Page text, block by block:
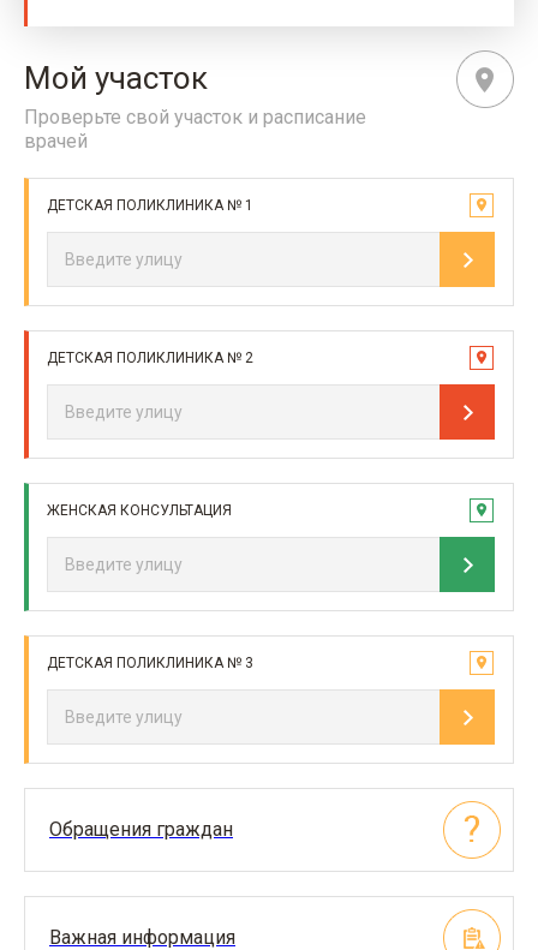
Мой участок
Проверьте свой участок и расписание
врачей
ДЕТСКАЯ ПОЛИКЛИНИКА № 1
ДЕТСКАЯ ПОЛИКЛИНИКА № 2
ЖЕНСКАЯ КОНСУЛЬТАЦИЯ
ДЕТСКАЯ ПОЛИКЛИНИКА № 3
Обращения граждан
Важная информация